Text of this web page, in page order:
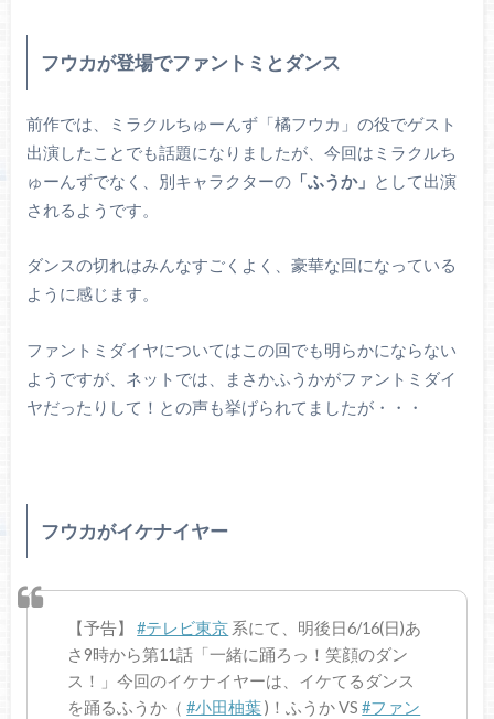
フウカが登場でファントミとダンス
前作では、ミラクルちゅーんず「橘フウカ」の役でゲスト
出演したことでも話題になりましたが、今回はミラクルち
ゅーんずでなく、別キャラクターの「ふうか」 として出演
されるようです。
ダンスの切れはみんなすごくよく、豪華な回になっている
ように感じます。
ファントミダイヤについてはこの回でも明らかにならない
ようですが、ネットでは、まさかふうかがファントミダイ
ヤだったりして！との声も挙げられてましたが・・・
フウカがイケナイヤー
【予告】#テレビ東京 系にて、明後日6/16(日)あ
さ9時から第11話「一緒に踊ろっ！笑顔のダン
ス！」今回のイケナイヤーは、イケてるダンス
を踊るふうか（#小田柚葉)！ふうか VS#ファン